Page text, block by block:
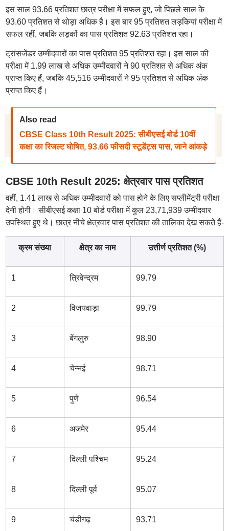
इस साल 93.66 प्रतिशत छात्र परीक्षा में सफल हुए, जो पिछले साल के
93.60 प्रतिशत से थोड़ा अधिक है। इस बार 95 प्रतिशत लड़कियां परीक्षा में
सफल रहीं, जबकि लड़कों का पास प्रतिशत 92.63 प्रतिशत रहा।
ट्रांसजेंडर उम्मीदवारों का पास प्रतिशत 95 प्रतिशत रहा। इस साल की
परीक्षा में 1.99 लाख से अधिक उम्मीदवारों ने 90 प्रतिशत से अधिक अंक
प्राप्त किए हैं, जबकि 45,516 उम्मीदवारों ने 95 प्रतिशत से अधिक अंक
प्राप्त किए हैं।
Also read
CBSE Class 10th Result 2025: सीबीएसई बोर्ड 10वीं
कक्षा का रिजल्ट घोषित, 93.66 फीसदी स्टूडेंट्स पास, जाने आंकड़े
CBSE 10th Result 2025: क्षेत्रवार पास प्रतिशत
वहीं, 1.41 लाख से अधिक उम्मीदवारों को पास होने के लिए सप्लीमेंट्री परीक्षा
देनी होगी। सीबीएसई कक्षा 10 बोर्ड परीक्षा में कुल 23,71,939 उम्मीदवार
उपस्थित हुए थे। छात्र नीचे क्षेत्रवार पास प्रतिशत की तालिका देख सकते हैं-
क्रम संख्या क्षेत्र का नाम उत्तीर्ण प्रतिशत (%)
1 त्रिवेन्द्रम 99.79
2 विजयवाड़ा 99.79
3 बेंगलुरु 98.90
4 चेन्नई 98.71
5 पुणे 96.54
6 अजमेर 95.44
7 दिल्ली पश्चिम 95.24
8 दिल्ली पूर्व 95.07
9 चंडीगढ़ 93.71